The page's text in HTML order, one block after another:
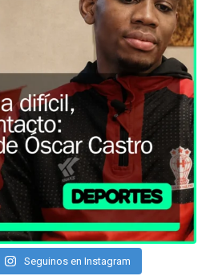
Seguinos en Instagram